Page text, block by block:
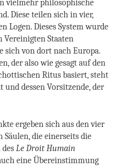
vielmehr philosophische
Diese teilen sich in vier,
Logen. Dieses System wurde
Vereinigten Staaten
sich von dort nach Europa.
der also wie gesagt auf den
Ritus basiert, steht
und dessen Vorsitzende, der
ergeben sich aus den vier
Säulen, die einerseits die
Le Droit Humain
eine Übereinstimmung